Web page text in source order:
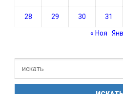
28 29 30 31
« Ноя